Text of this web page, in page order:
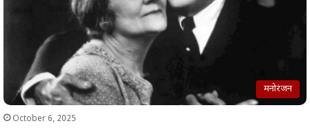
मनोरंजन
October 6, 2025